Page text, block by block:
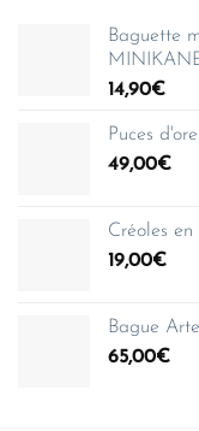
Baguette
14,90€
Puces
49,00€
Créoles
19,00€
Bague
65,00€